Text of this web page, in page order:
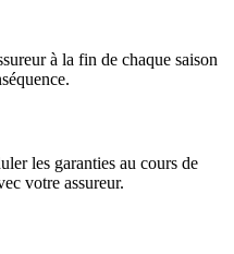
à la fin de chaque saison
les garanties au cours de
votre assureur.